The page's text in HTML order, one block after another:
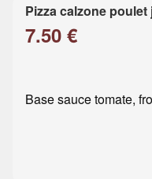
Pizza calzone
7.50 €
Base sauce tomate,